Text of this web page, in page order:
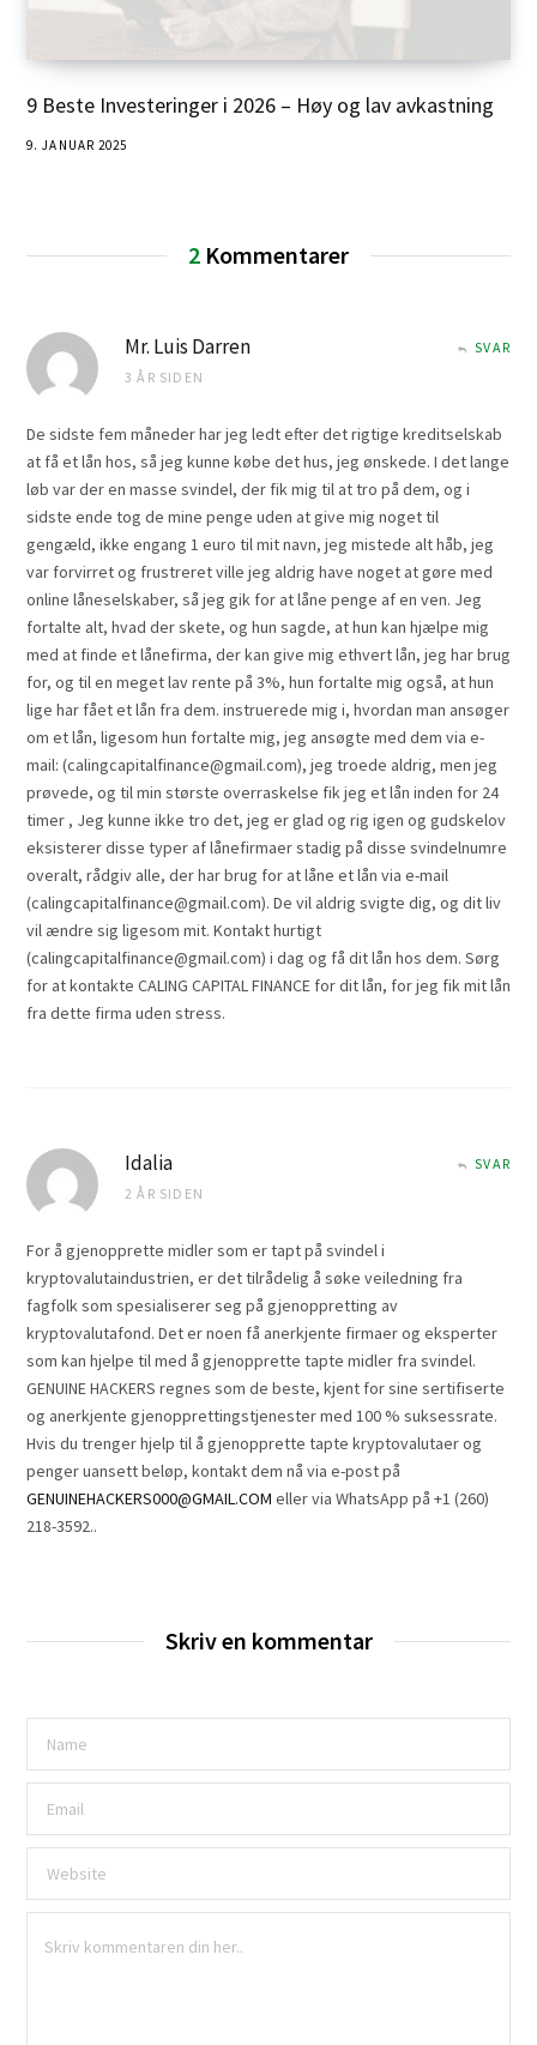
9 Beste Investeringer i 2026 – Høy og lav avkastning
9. JANUAR 2025
2 Kommentarer
Mr. Luis Darren
3 ÅR SIDEN
SVAR
De sidste fem måneder har jeg ledt efter det rigtige kreditselskab
at få et lån hos, så jeg kunne købe det hus, jeg ønskede. I det lange
løb var der en masse svindel, der fik mig til at tro på dem, og i
sidste ende tog de mine penge uden at give mig noget til
gengæld, ikke engang 1 euro til mit navn, jeg mistede alt håb, jeg
var forvirret og frustreret ville jeg aldrig have noget at gøre med
online låneselskaber, så jeg gik for at låne penge af en ven. Jeg
fortalte alt, hvad der skete, og hun sagde, at hun kan hjælpe mig
med at finde et lånefirma, der kan give mig ethvert lån, jeg har brug
for, og til en meget lav rente på 3%, hun fortalte mig også, at hun
lige har fået et lån fra dem. instruerede mig i, hvordan man ansøger
om et lån, ligesom hun fortalte mig, jeg ansøgte med dem via e-
mail: (calingcapitalfinance@gmail.com), jeg troede aldrig, men jeg
prøvede, og til min største overraskelse fik jeg et lån inden for 24
timer , Jeg kunne ikke tro det, jeg er glad og rig igen og gudskelov
eksisterer disse typer af lånefirmaer stadig på disse svindelnumre
overalt, rådgiv alle, der har brug for at låne et lån via e-mail
(calingcapitalfinance@gmail.com). De vil aldrig svigte dig, og dit liv
vil ændre sig ligesom mit. Kontakt hurtigt
(calingcapitalfinance@gmail.com) i dag og få dit lån hos dem. Sørg
for at kontakte CALING CAPITAL FINANCE for dit lån, for jeg fik mit lån
fra dette firma uden stress.
Idalia
2 ÅR SIDEN
SVAR
For å gjenopprette midler som er tapt på svindel i
kryptovalutaindustrien, er det tilrådelig å søke veiledning fra
fagfolk som spesialiserer seg på gjenoppretting av
kryptovalutafond. Det er noen få anerkjente firmaer og eksperter
som kan hjelpe til med å gjenopprette tapte midler fra svindel.
GENUINE HACKERS regnes som de beste, kjent for sine sertifiserte
og anerkjente gjenopprettingstjenester med 100 % suksessrate.
Hvis du trenger hjelp til å gjenopprette tapte kryptovalutaer og
penger uansett beløp, kontakt dem nå via e-post på
GENUINEHACKERS000@GMAIL.COM eller via WhatsApp på +1 (260)
218-3592..
Skriv en kommentar